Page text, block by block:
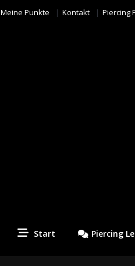
Meine Punkte Kontakt Piercing
Start Piercing